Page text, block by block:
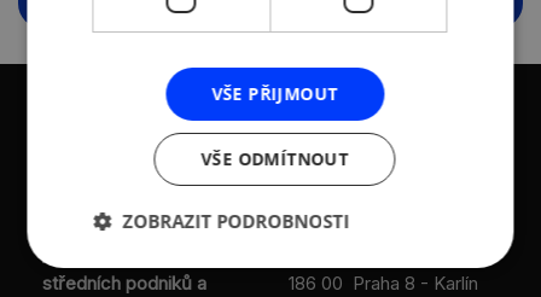
Asociace malých a
středních podniků a
186 00 Praha 8 - Karlín
VŠE PŘIJMOUT
VŠE ODMÍTNOUT
ZOBRAZIT PODROBNOSTI